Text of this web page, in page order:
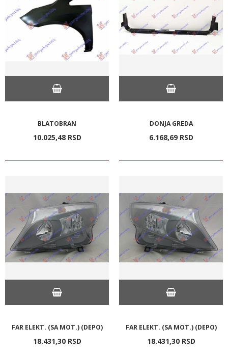
BLATOBRAN
10.025,48 RSD
DONJA GREDA
6.168,69 RSD
FAR ELEKT. (SA MOT.) (DEPO)
18.431,30 RSD
FAR ELEKT. (SA MOT.) (DEPO)
18.431,30 RSD